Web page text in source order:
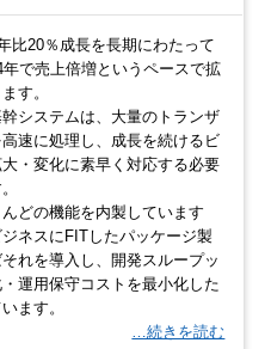
比20％成長を長期にわたって
で売上倍増というペースで拡
す。
システムは、大量のトランザ
速に処理し、成長を続けるビ
・変化に素早く対応する必要
どの機能を内製しています
ネスにFITしたパッケージ製
れを導入し、開発スループッ
・運用保守コストを最小化した
ます。
…続きを読む